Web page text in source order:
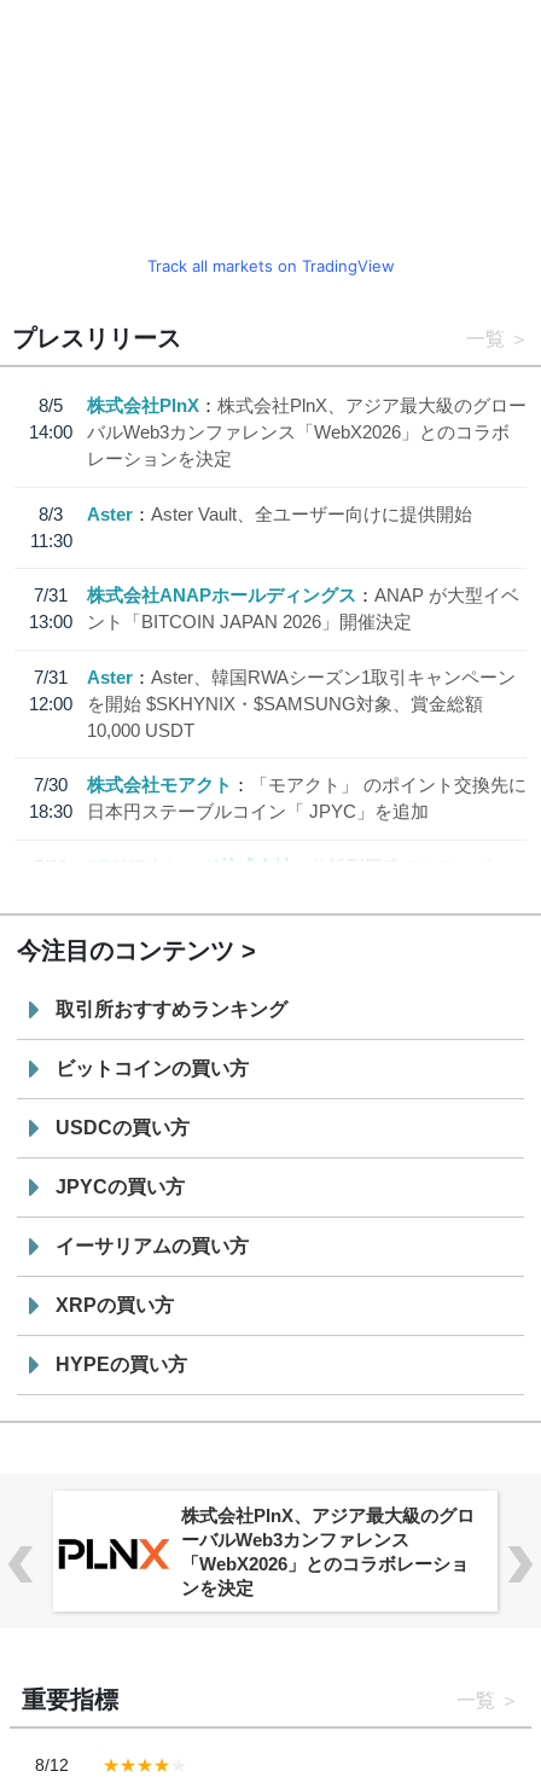
Track all markets on TradingView
プレスリリース 一覧
8/5
14:00
株式会社PlnX
株式会社PlnX、アジア最大級のグロー
バルWeb3カンファレンス「WebX2026」とのコラボ
レーションを決定
8/3
11:30
Aster Aster Vault、全ユーザー向けに提供開始
7/31
13:00
株式会社ANAPホールディングス
ANAP が大型イベ
ント「BITCOIN JAPAN 2026」開催決定
7/31
12:00
Aster
Aster、韓国RWAシーズン1取引キャンペーン
を開始 $SKHYNIX・$SAMSUNG対象、賞金総額
10,000 USDT
7/30
18:30
株式会社モアクト
「モアクト」 のポイント交換先に
日本円ステーブルコイン「 JPYC」を追加
7/29
SBI VCトレード株式会社
信託型円建てステーブル
今注目のコンテンツ
取引所おすすめランキング
ビットコインの買い方
USDCの買い方
JPYCの買い方
イーサリアムの買い方
XRPの買い方
HYPEの買い方
株式会社PlnX、アジア最大級のグロ
ーバルWeb3カンファレンス
「WebX2026」とのコラボレーショ
ンを決定
重要指標 一覧
8/12